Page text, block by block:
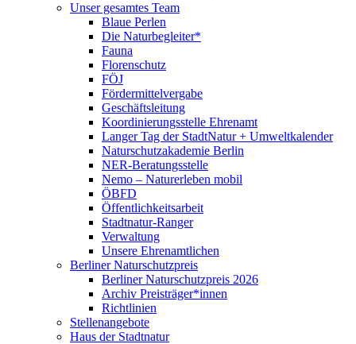
Unser gesamtes Team
Blaue Perlen
Die Naturbegleiter*
Fauna
Florenschutz
FÖJ
Fördermittelvergabe
Geschäftsleitung
Koordinierungsstelle Ehrenamt
Langer Tag der StadtNatur + Umweltkalender
Naturschutzakademie Berlin
NER-Beratungsstelle
Nemo – Naturerleben mobil
ÖBFD
Öffentlichkeitsarbeit
Stadtnatur-Ranger
Verwaltung
Unsere Ehrenamtlichen
Berliner Naturschutzpreis
Berliner Naturschutzpreis 2026
Archiv Preisträger*innen
Richtlinien
Stellenangebote
Haus der Stadtnatur